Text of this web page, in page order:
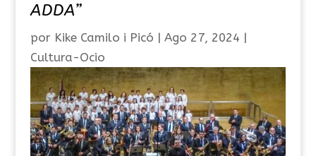
ADDA”
por Kike Camilo i Picó | Ago 27, 2024 |
Cultura-Ocio